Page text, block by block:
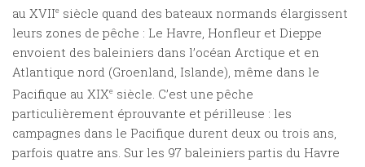
au XVIIe siècle quand des bateaux normands élargissent
leurs zones de pêche : Le Havre, Honfleur et Dieppe
envoient des baleiniers dans l’océan Arctique et en
Atlantique nord (Groenland, Islande), même dans le
Pacifique au XIXe siècle. C’est une pêche
particulièrement éprouvante et périlleuse : les
campagnes dans le Pacifique durent deux ou trois ans,
parfois quatre ans. Sur les 97 baleiniers partis du Havre